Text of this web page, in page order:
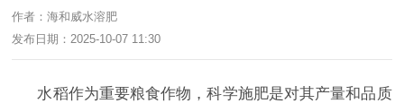
作者：海和威水溶肥
发布日期：2025-10-07 11:30
水稻作为重要粮食作物，科学施肥是对其产量和品质